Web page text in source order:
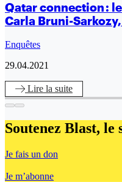
Qatar connection :
Carla Bruni-
Enquêtes
29.04.2021
Lire la suite
Soutenez Blast, le
Je fais un don
Je m’abonne